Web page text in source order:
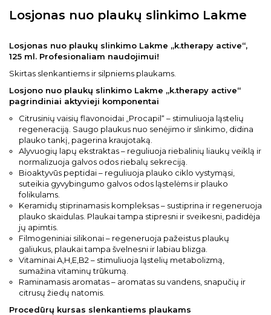
Losjonas nuo plaukų slinkimo Lakme
Losjonas nuo plaukų slinkimo Lakme „k.therapy active“,
125 ml. Profesionaliam naudojimui!
Skirtas slenkantiems ir silpniems plaukams.
Losjono nuo plaukų slinkimo Lakme „k.therapy active“
pagrindiniai aktyvieji komponentai
Citrusinių vaisių flavonoidai „Procapil“ – stimuliuoja ląstelių
regeneraciją. Saugo plaukus nuo senėjimo ir slinkimo, didina
plauko tankį, pagerina kraujotaką.
Alyvuogių lapų ekstraktas – reguliuoja riebalinių liaukų veiklą ir
normalizuoja galvos odos riebalų sekreciją.
Bioaktyvūs peptidai – reguliuoja plauko ciklo vystymąsi,
suteikia gyvybingumo galvos odos ląstelėms ir plauko
folikulams.
Keramidų stiprinamasis kompleksas – sustiprina ir regeneruoja
plauko skaidulas. Plaukai tampa stipresni ir sveikesni, padidėja
jų apimtis.
Filmogeniniai silikonai – regeneruoja pažeistus plaukų
galiukus, plaukai tampa švelnesni ir labiau blizga.
Vitaminai A,H,E,B2 – stimuliuoja ląstelių metabolizmą,
sumažina vitaminų trūkumą.
Raminamasis aromatas – aromatas su vandens, snapučių ir
citrusų žiedų natomis.
Procedūrų kursas slenkantiems plaukams